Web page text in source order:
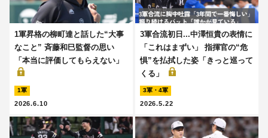
1軍昇格の柳町達と話した“大事
なこと” 斉藤和巳監督の思い
「本当に評価してもらえない」
1軍
2026.6.10
3軍合流初日...中澤恒貴の表情に
「これはまずい」 指揮官の“危
惧”を払拭した姿「きっと巡って
くる」
3軍・4軍
2026.5.22